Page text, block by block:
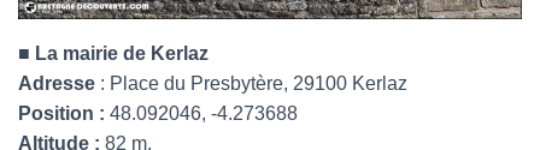
■ La mairie de Kerlaz
Adresse : Place du Presbytère, 29100 Kerlaz
Position : 48.092046, -4.273688
Altitude : 82 m.